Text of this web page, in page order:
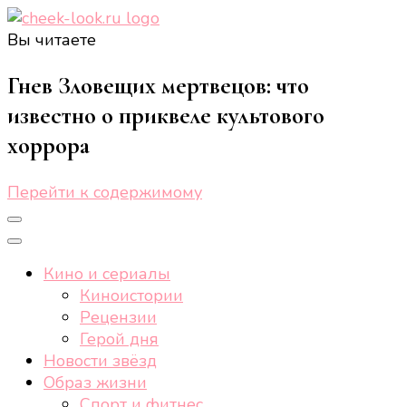
здоровом образе жизни, спорте, стиле, отдыхе и
еде.
Вы читаете
Гнев Зловещих мертвецов: что
известно о приквеле культового
хоррора
Перейти к содержимому
Кино и сериалы
Киноистории
Рецензии
Герой дня
Новости звёзд
Образ жизни